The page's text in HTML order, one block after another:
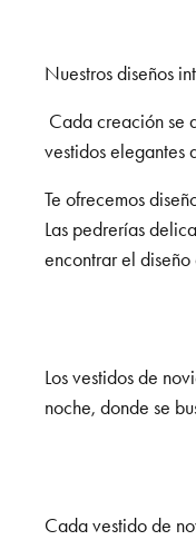
Nuestros diseños
Cada creación se
vestidos elegantes
Te ofrecemos
Las pedrerías
encontrar el
Los vestidos de
noche, donde se
Cada vestido de